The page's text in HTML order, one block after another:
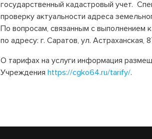
государственный кадастровый учет.
проверку актуальности адреса
По вопросам, связанным с выполнением
по адресу: г. Саратов, ул.
О тарифах на услуги информация
Учреждения https://cgko64.ru/tarify/.